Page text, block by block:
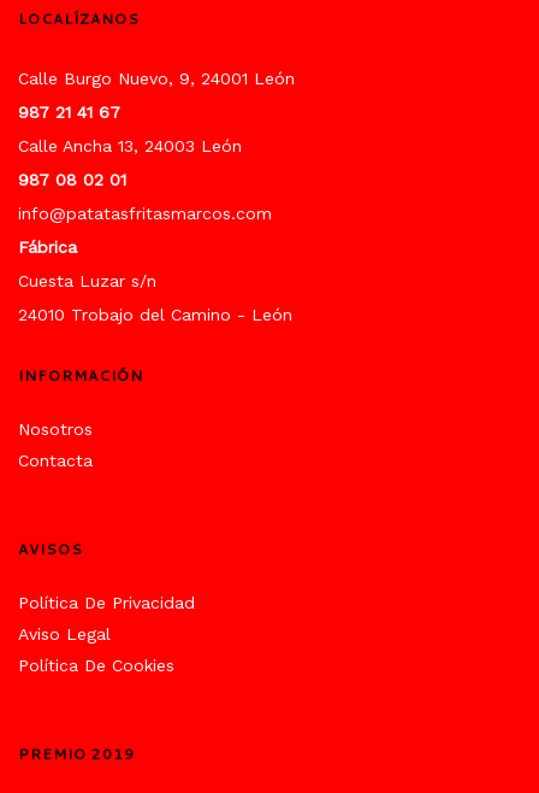
LOCALÍZANOS
Calle Burgo Nuevo, 9, 24001 León
987 21 41 67
Calle Ancha 13, 24003 León
987 08 02 01
info@patatasfritasmarcos.com
Fábrica
Cuesta Luzar s/n
24010 Trobajo del Camino - León
INFORMACIÓN
Nosotros
Contacta
AVISOS
Política De Privacidad
Aviso Legal
Política De Cookies
PREMIO 2019